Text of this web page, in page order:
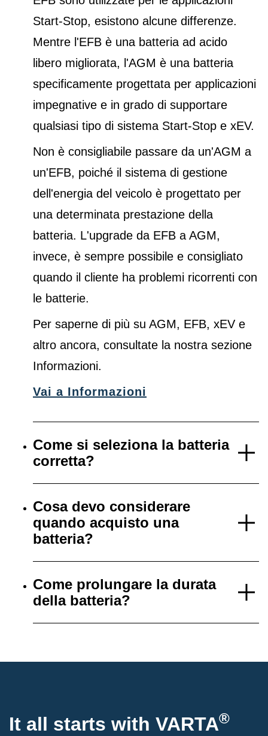
Start-Stop, esistono alcune differenze.
Mentre l'EFB è una batteria ad acido
libero migliorata, l'AGM è una batteria
specificamente progettata per applicazioni
impegnative e in grado di supportare
qualsiasi tipo di sistema Start-Stop e xEV.
Non è consigliabile passare da un'AGM a
un'EFB, poiché il sistema di gestione
dell'energia del veicolo è progettato per
una determinata prestazione della
batteria. L'upgrade da EFB a AGM,
invece, è sempre possibile e consigliato
quando il cliente ha problemi ricorrenti con
le batterie.
Per saperne di più su AGM, EFB, xEV e
altro ancora, consultate la nostra sezione
Informazioni.
Vai a Informazioni
Come si seleziona la batteria
corretta?
Cosa devo considerare
quando acquisto una
batteria?
Come prolungare la durata
della batteria?
It all starts with VARTA®